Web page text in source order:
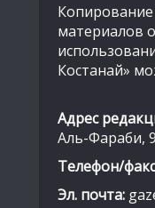
материалов
Костанай»
Адрес
Аль-Фараби,
Телефон/
Эл. почта: